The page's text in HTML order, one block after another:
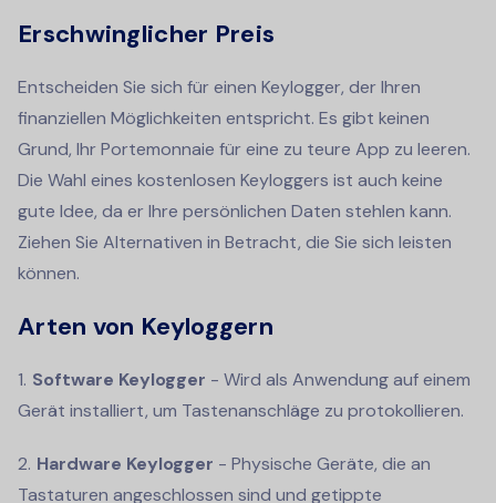
Erschwinglicher Preis
Entscheiden Sie sich für einen Keylogger, der Ihren
finanziellen Möglichkeiten entspricht. Es gibt keinen
Grund, Ihr Portemonnaie für eine zu teure App zu leeren.
Die Wahl eines kostenlosen Keyloggers ist auch keine
gute Idee, da er Ihre persönlichen Daten stehlen kann.
Ziehen Sie Alternativen in Betracht, die Sie sich leisten
können.
Arten von Keyloggern
Software Keylogger - Wird als Anwendung auf einem
Gerät installiert, um Tastenanschläge zu protokollieren.
Hardware Keylogger - Physische Geräte, die an
Tastaturen angeschlossen sind und getippte